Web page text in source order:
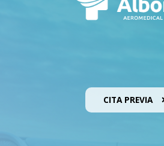
CITA PREVIA